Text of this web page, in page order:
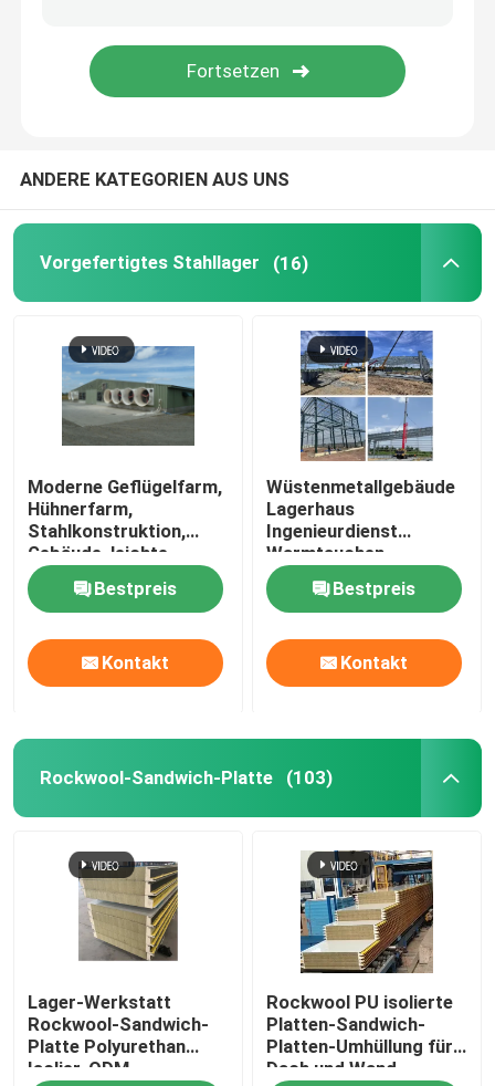
Profiliertes Stahlblech
EPS-Sandwichplatte
Dekorative Sandwich-Platte
Sandwich-Platten-Ecke
Glaswolleisolierung
rockwool Isolierung
Struktureller Stahlträger
ANDERE KATEGORIEN AUS UNS
Vorgefertigtes Stahllager (16)
Moderne Geflügelfarm,
Hühnerfarm,
Stahlkonstruktion,
Gebäude, leichte
Stahlkonstruktion,
GeflügelBestpreis
Kontakt
Wüstenmetallgebäude
Lagerhaus
Ingenieurdienst
Warmtauchen
Galvanisierung
Vorgefertigtes
Stahllager Stahlrahmen
Design Modulare
Lagerhauslösung
Bestpreis
Kontakt
Rockwool-Sandwich-Platte (103)
Lager-Werkstatt
Rockwool-Sandwich-
Platte Polyurethan
Isolier-ODM
Rockwool PU isolierte
Platten-Sandwich-
Platten-Umhüllung für
Dach und Wand